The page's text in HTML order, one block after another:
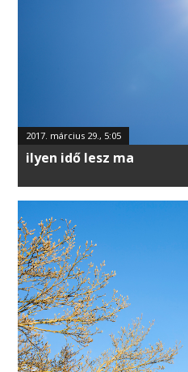
2017. március 29., 5:05
ilyen idő lesz ma